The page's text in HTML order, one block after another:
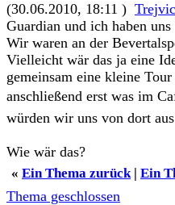
(30.06.2010, 18:11 ) Trejvic
Guardian und ich haben
Wir waren an der
Vielleicht wär das ja eine
gemeinsam eine kleine
anschließend erst was im
würden wir uns von dort
Wie wär das?
« Ein Thema zurück| Ein
Thema geschlossen